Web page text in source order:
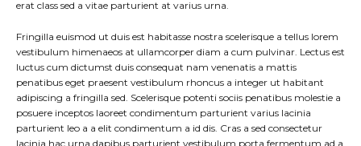
erat class sed a vitae parturient at varius urna.
Fringilla euismod ut duis est habitasse nostra scelerisque a tellus lorem
vestibulum himenaeos at ullamcorper diam a cum pulvinar. Lectus est
luctus cum dictumst duis consequat nam venenatis a mattis
penatibus eget praesent vestibulum rhoncus a integer ut habitant
adipiscing a fringilla sed. Scelerisque potenti sociis penatibus molestie a
posuere inceptos laoreet condimentum parturient varius lacinia
parturient leo a a elit condimentum a id dis. Cras a sed consectetur
lacinia hac urna dapibus parturient vestibulum porta fermentum ad a